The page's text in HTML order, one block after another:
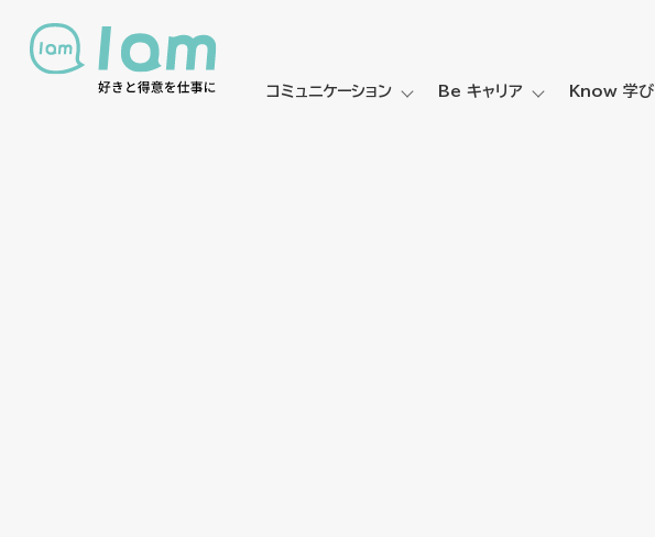
コミュニケーション Be キャリア Know 学び